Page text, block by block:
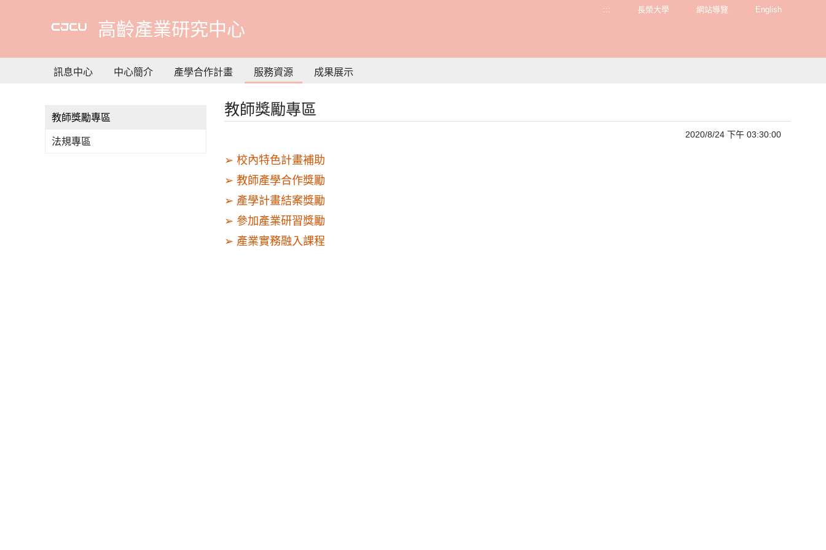
要
容
高齡產業研究中心
::: 長榮大學 網站導覽 English
訊息中心 中心簡介 產學合作計畫 服務資源 成果展示
教師獎勵專區
2020/8/24 下午 03:30:00
➢ 校內特色計畫補助
➢ 教師產學合作獎勵
➢ 產學計畫結案獎勵
➢ 參加產業研習獎勵
➢ 產業實務融入課程
教師獎勵專區
法規專區